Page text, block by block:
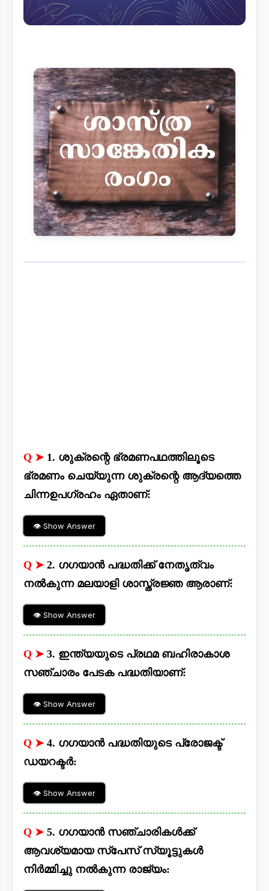
Q ➤ 1. ശുക്രന്റെ ഭ്രമണപഥത്തിലൂടെ
ഭ്രമണം ചെയ്യുന്ന ശുക്രന്റെ ആദ്യത്തെ
ചിന്നഉപഗ്രഹം ഏതാണ്:
👁 Show Answer
Q ➤ 2. ഗഗയാൻ പദ്ധതിക്ക് നേതൃത്വം
നൽകുന്ന മലയാളി ശാസ്ത്രജ്ഞ ആരാണ്:
👁 Show Answer
Q ➤ 3. ഇന്ത്യയുടെ പ്രഥമ ബഹിരാകാശ
സഞ്ചാരം പേടക പദ്ധതിയാണ്:
👁 Show Answer
Q ➤ 4. ഗഗയാൻ പദ്ധതിയുടെ പ്രോജക്ട്
ഡയറക്ടർ:
👁 Show Answer
Q ➤ 5. ഗഗയാൻ സഞ്ചാരികൾക്ക്
ആവശ്യമായ സ്പേസ് സ്യൂട്ടുകൾ
നിർമ്മിച്ചു നൽകുന്ന രാജ്യം: